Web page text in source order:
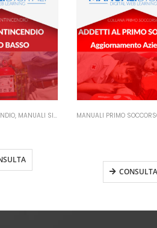
, MANUALI SICUREZZA SUL LAVORO MANUALI PRIMO
CONSULTA